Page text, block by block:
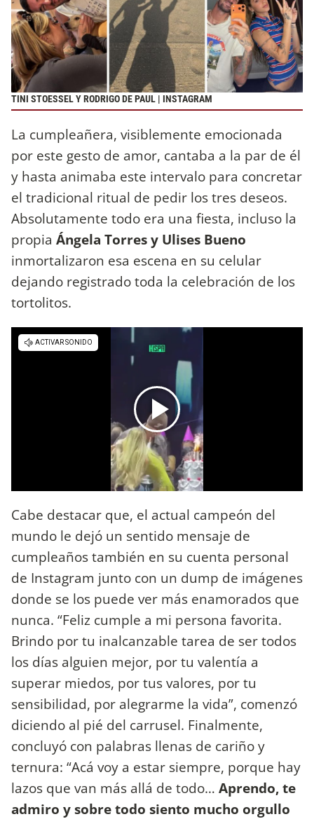
TINI STOESSEL Y RODRIGO DE PAUL | INSTAGRAM
La cumpleañera, visiblemente emocionada
por este gesto de amor, cantaba a la par de él
y hasta animaba este intervalo para concretar
el tradicional ritual de pedir los tres deseos.
Absolutamente todo era una fiesta, incluso la
propia Ángela Torres y Ulises Bueno
inmortalizaron esa escena en su celular
dejando registrado toda la celebración de los
tortolitos.
Cabe destacar que, el actual campeón del
mundo le dejó un sentido mensaje de
cumpleaños también en su cuenta personal
de Instagram junto con un dump de imágenes
donde se los puede ver más enamorados que
nunca. “Feliz cumple a mi persona favorita.
Brindo por tu inalcanzable tarea de ser todos
los días alguien mejor, por tu valentía a
superar miedos, por tus valores, por tu
sensibilidad, por alegrarme la vida”, comenzó
diciendo al pié del carrusel. Finalmente,
concluyó con palabras llenas de cariño y
ternura: “Acá voy a estar siempre, porque hay
lazos que van más allá de todo… Aprendo, te
admiro y sobre todo siento mucho orgullo